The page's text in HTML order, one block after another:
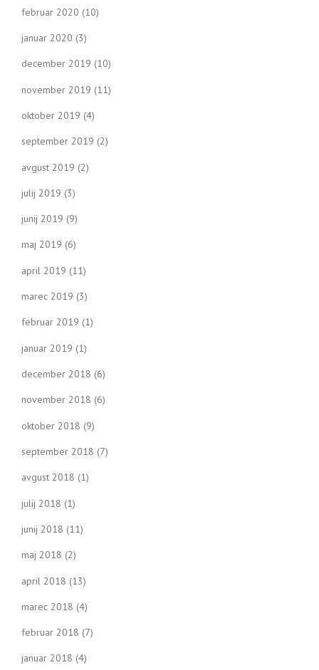
februar 2020 (10)
januar 2020 (3)
december 2019 (10)
november 2019 (11)
oktober 2019 (4)
september 2019 (2)
avgust 2019 (2)
julij 2019 (3)
junij 2019 (9)
maj 2019 (6)
april 2019 (11)
marec 2019 (3)
februar 2019 (1)
januar 2019 (1)
december 2018 (6)
november 2018 (6)
oktober 2018 (9)
september 2018 (7)
avgust 2018 (1)
julij 2018 (1)
junij 2018 (11)
maj 2018 (2)
april 2018 (13)
marec 2018 (4)
februar 2018 (7)
januar 2018 (4)